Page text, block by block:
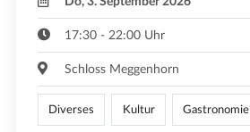
17:30 - 22:00 Uhr
Schloss Meggenhorn
Diverses Kultur Gastronomie